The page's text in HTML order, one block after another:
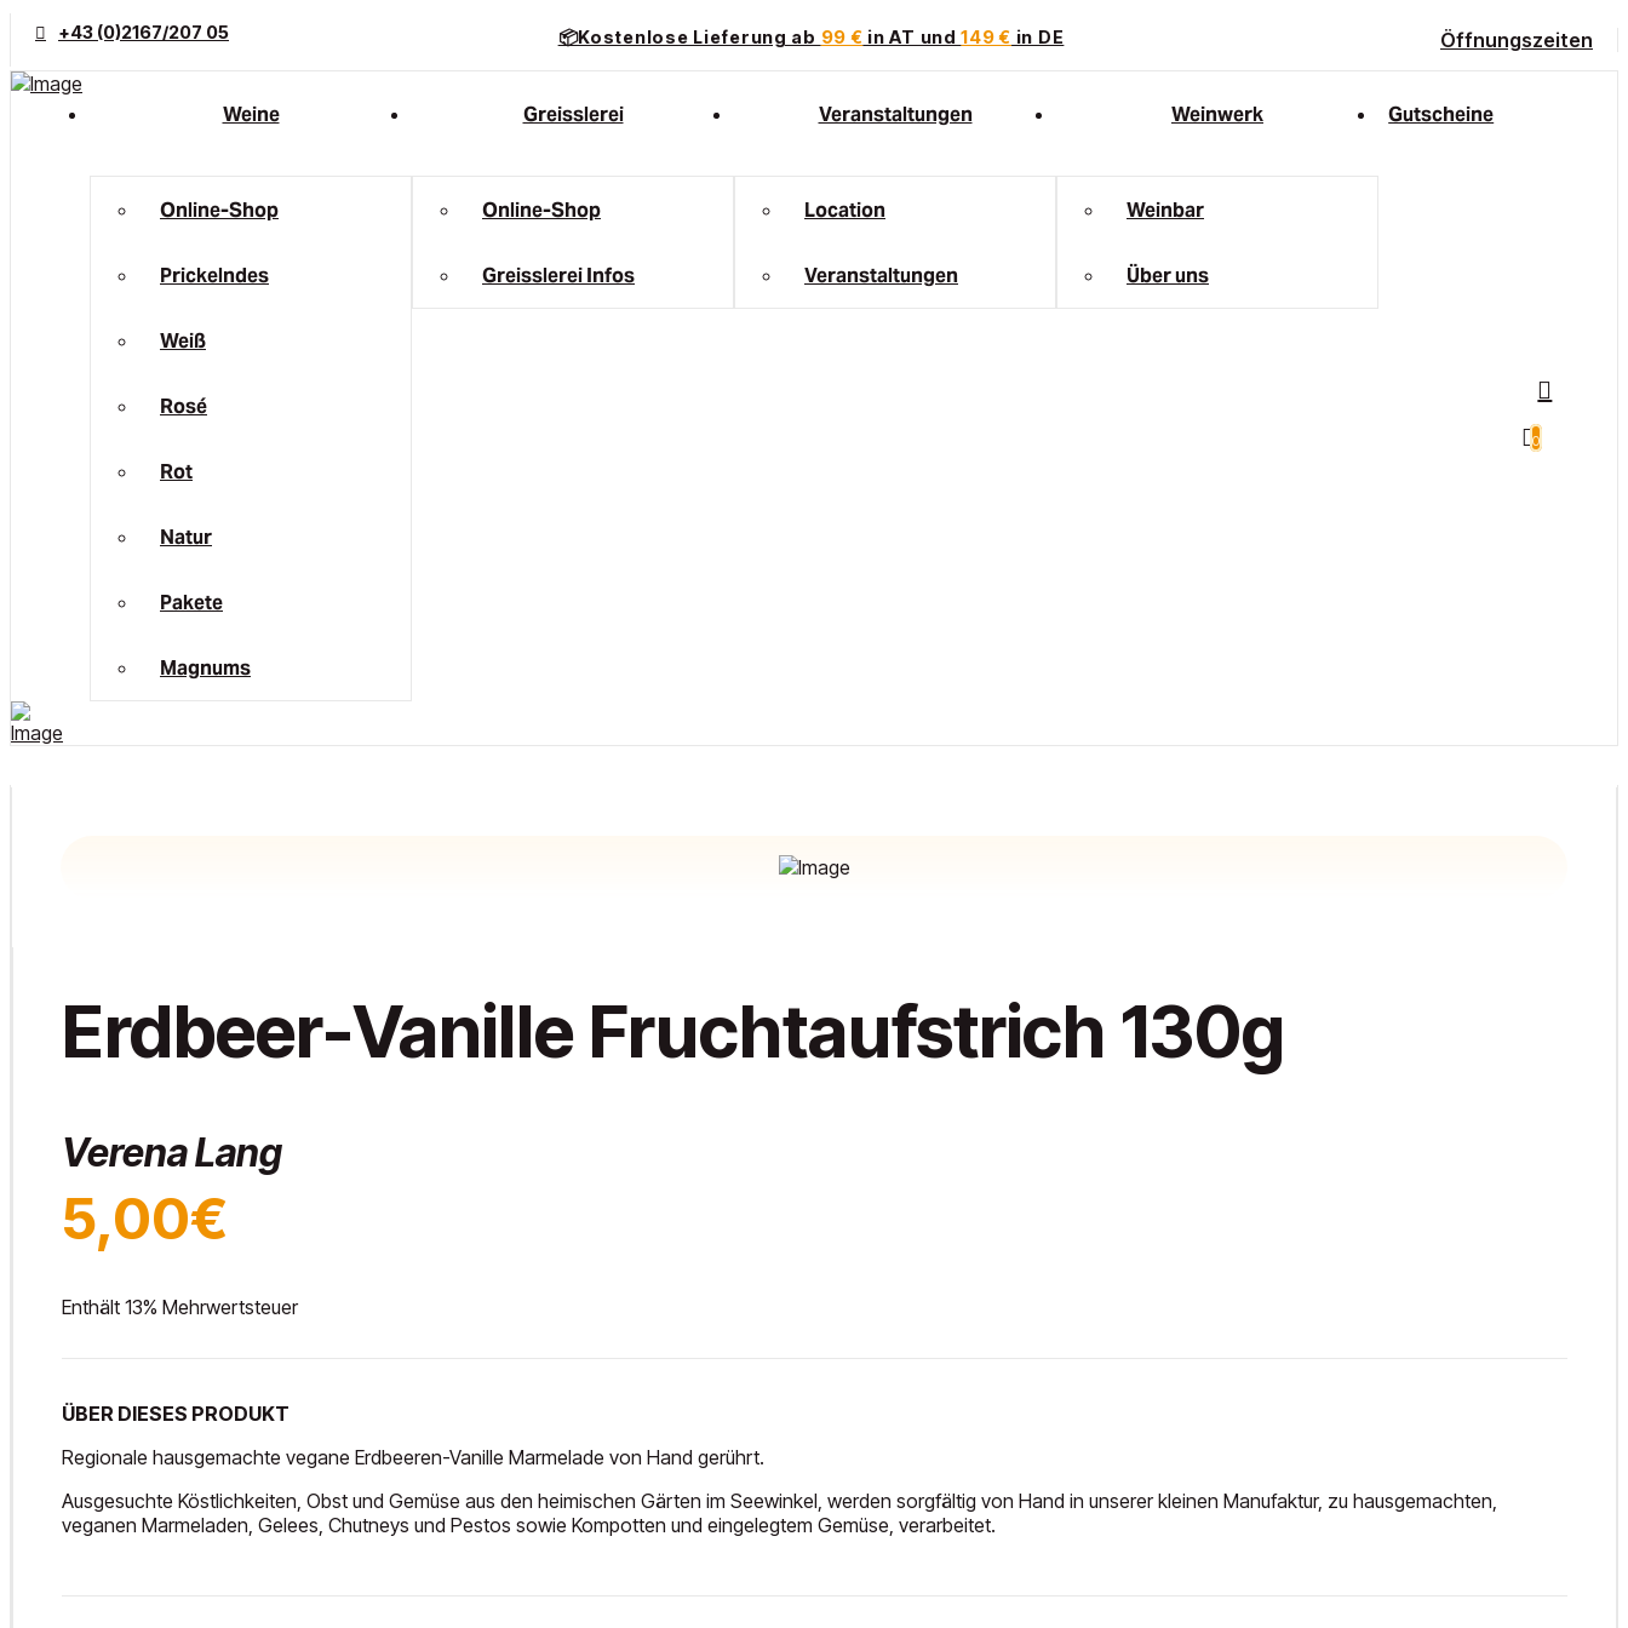
+43 (0)2167/207 05 📦Kostenlose Lieferung ab 99 € in AT und149 € in DE Öffnungszeiten
Weine
Online-Shop
Prickelndes
Weiß
Rosé
Rot
Natur
Pakete
Magnums
Greisslerei
Online-Shop
Greisslerei Infos
Veranstaltungen
Location
Veranstaltungen
Weinwerk
Weinbar
Über uns
Gutscheine
0
Erdbeer-Vanille Fruchtaufstrich 130g
Verena Lang
5,00€
Enthält 13% Mehrwertsteuer
ÜBER DIESES PRODUKT
Regionale hausgemachte vegane Erdbeeren-Vanille Marmelade von Hand gerührt.
Ausgesuchte Köstlichkeiten, Obst und Gemüse aus den heimischen Gärten im Seewinkel, werden sorgfältig von Hand in unserer kleinen Manufaktur, zu hausgemachten,
veganen Marmeladen, Gelees, Chutneys und Pestos sowie Kompotten und eingelegtem Gemüse, verarbeitet.